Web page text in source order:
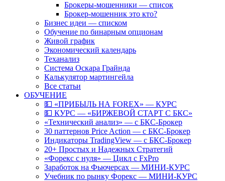
Брокеры-мошенники — список
Брокер-мошенник это кто?
Бизнес идеи — списком
Обучение по бинарным опционам
Живой график
Экономический календарь
Теханализ
Система Оскара Грайнда
Калькулятор мартингейла
Все статьи
ОБУЧЕНИЕ
💵 «ПРИБЫЛЬ НА FOREX» — КУРС
💵 КУРС — «БИРЖЕВОЙ СТАРТ С БКС»
«Технический анализ» — с БКС-Брокер
30 паттернов Price Action — с БКС-Брокер
Индикаторы TradingView — с БКС-Брокер
20+ Простых и Надежных Стратегий
«Форекс с нуля» — Цикл с FxPro
Заработок на Фьючерсах — МИНИ-КУРС
Учебник по рынку Форекс — МИНИ-КУРС